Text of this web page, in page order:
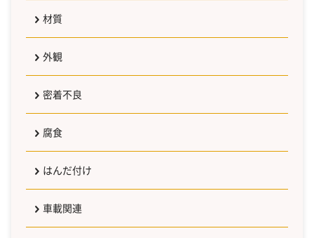
材質
外観
密着不良
腐食
はんだ付け
車載関連